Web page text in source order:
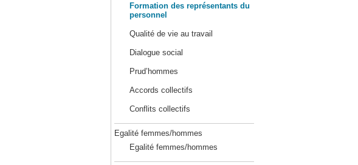
Formation des représentants du
personnel
Qualité de vie au travail
Dialogue social
Prud’hommes
Accords collectifs
Conflits collectifs
Egalité femmes/hommes
Egalité femmes/hommes